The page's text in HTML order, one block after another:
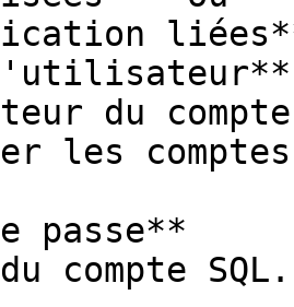
du
les
de
compte SQL.